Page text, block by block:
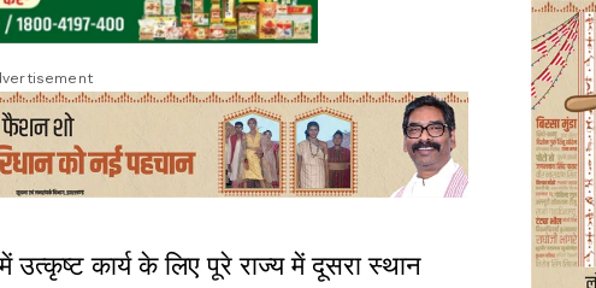
कार्य के लिए पूरे राज्य में दूसरा स्थान